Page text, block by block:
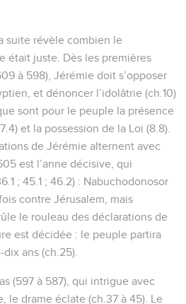
suite révèle combien le
était juste. Dès les premières
à 598), Jérémie doit s’opposer
et dénoncer l’idolâtrie (ch.10)
sont pour le peuple la présence
et la possession de la Loi (8.8).
de Jérémie alternent avec
est l’anne décisive, qui
; 45.1 ; 46.2) : Nabuchodonosor
contre Jérusalem, mais
le rouleau des déclarations de
est décidée : le peuple partira
ans (ch.25).
(597 à 587), qui intrigue avec
le drame éclate (ch.37 à 45). Le